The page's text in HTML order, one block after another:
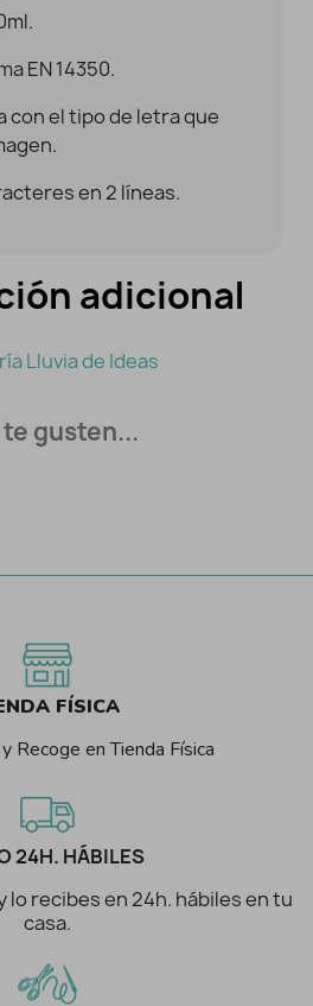
EN 14350.
con el tipo de letra que
en 2 líneas.
adicional
Lluvia de Ideas
gusten...
FÍSICA
Recoge en Tienda Física
24H. HÁBILES
lo recibes en 24h. hábiles en tu
casa.